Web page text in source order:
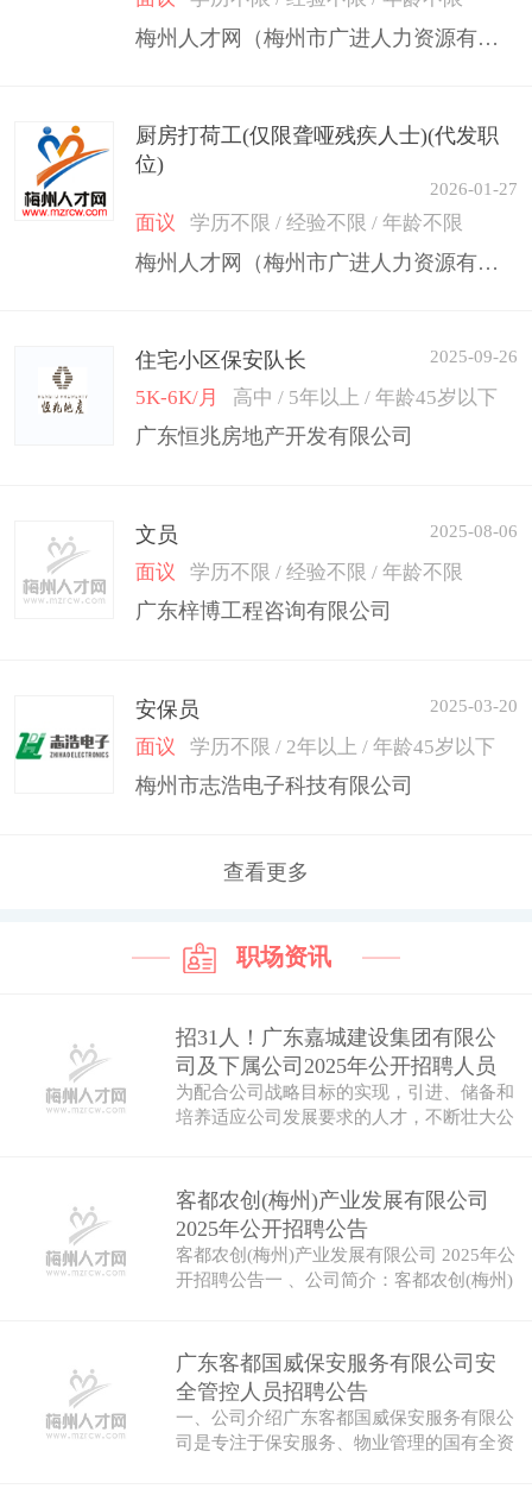
梅州人才网（梅州市广进人力资源有限公司）
厨房打荷工(仅限聋哑残疾人士)(代发职
位)
2026-01-27
面议 学历不限 / 经验不限 / 年龄不限
梅州人才网（梅州市广进人力资源有限公司）
住宅小区保安队长 2025-09-26
5K-6K/月 高中 / 5年以上 / 年龄45岁以下
广东恒兆房地产开发有限公司
文员 2025-08-06
面议 学历不限 / 经验不限 / 年龄不限
广东梓博工程咨询有限公司
安保员 2025-03-20
面议 学历不限 / 2年以上 / 年龄45岁以下
梅州市志浩电子科技有限公司
查看更多
职场资讯
招31人！广东嘉城建设集团有限公
司及下属公司2025年公开招聘人员
公告
为配合公司战略目标的实现，引进、储备和
培养适应公司发展要求的人才，不断壮大公
客都农创(梅州)产业发展有限公司
2025年公开招聘公告
客都农创(梅州)产业发展有限公司 2025年公
开招聘公告一 、公司简介：客都农创(梅州)
广东客都国威保安服务有限公司安
全管控人员招聘公告
一、公司介绍广东客都国威保安服务有限公
司是专注于保安服务、物业管理的国有全资